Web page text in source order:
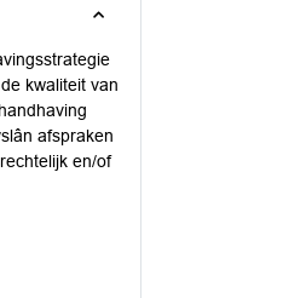
kwaliteit van
afspraken
en/of